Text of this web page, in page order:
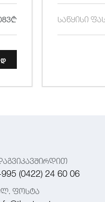
საწყისი
(0422) 24 60 06
ფოსტა